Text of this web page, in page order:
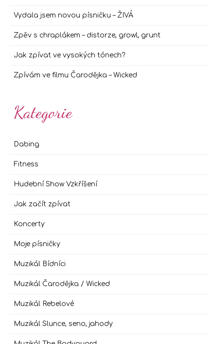
Vydala jsem novou písničku – ŽIVÁ
Zpěv s chraplákem – distorze, growl, grunt
Jak zpívat ve vysokých tónech?
Zpívám ve filmu Čarodějka – Wicked
Kategorie
Dabing
Fitness
Hudební Show Vzkříšení
Jak začít zpívat
Koncerty
Moje písničky
Muzikál Bídníci
Muzikál Čarodějka / Wicked
Muzikál Rebelové
Muzikál Slunce, seno, jahody